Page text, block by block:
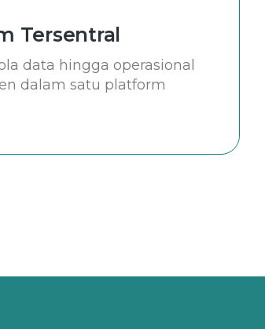
Tersentral
data hingga operasional
dalam satu platform